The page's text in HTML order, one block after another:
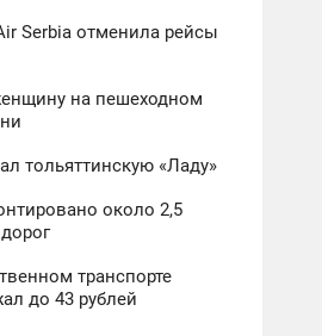
Serbia отменила рейсы
на пешеходном
тольяттинскую «Ладу»
около 2,5
транспорте
до 43 рублей